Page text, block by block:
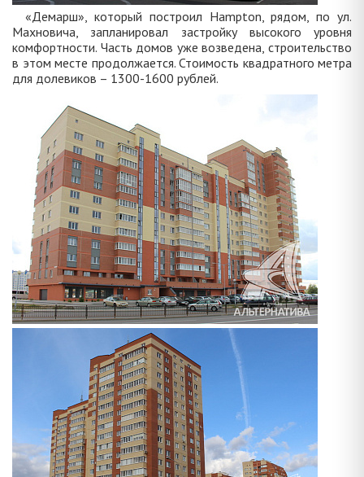
«Демарш», который построил Hampton, рядом, по ул.
Махновича, запланировал застройку высокого уровня
комфортности. Часть домов уже возведена, строительство
в этом месте продолжается. Стоимость квадратного метра
для долевиков – 1300-1600 рублей.